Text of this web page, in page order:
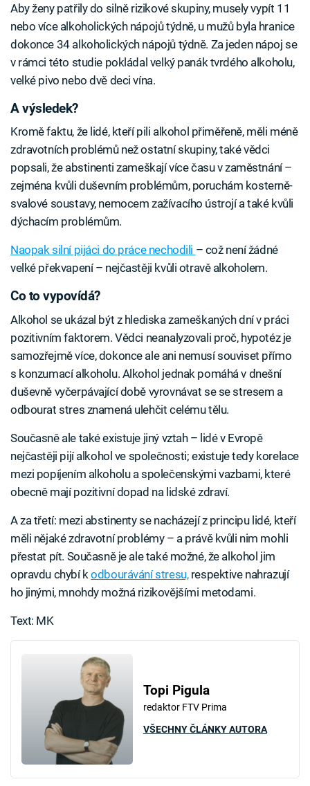
Aby ženy patřily do silně rizikové skupiny, musely vypít 11
nebo více alkoholických nápojů týdně, u mužů byla hranice
dokonce 34 alkoholických nápojů týdně. Za jeden nápoj se
v rámci této studie pokládal velký panák tvrdého alkoholu,
velké pivo nebo dvě deci vína.
A výsledek?
Kromě faktu, že lidé, kteří pili alkohol přiměřeně, měli méně
zdravotních problémů než ostatní skupiny, také vědci
popsali, že abstinenti zameškají více času v zaměstnání –
zejména kvůli duševním problémům, poruchám kosterně-
svalové soustavy, nemocem zažívacího ústrojí a také kvůli
dýchacím problémům.
Naopak silní pijáci do práce nechodili – což není žádné
velké překvapení – nejčastěji kvůli otravě alkoholem.
Co to vypovídá?
Alkohol se ukázal být z hlediska zameškaných dní v práci
pozitivním faktorem. Vědci neanalyzovali proč, hypotéz je
samozřejmě více, dokonce ale ani nemusí souviset přímo
s konzumací alkoholu. Alkohol jednak pomáhá v dnešní
duševně vyčerpávající době vyrovnávat se se stresem a
odbourat stres znamená ulehčit celému tělu.
Současně ale také existuje jiný vztah – lidé v Evropě
nejčastěji pijí alkohol ve společnosti; existuje tedy korelace
mezi popíjením alkoholu a společenskými vazbami, které
obecně mají pozitivní dopad na lidské zdraví.
A za třetí: mezi abstinenty se nacházejí z principu lidé, kteří
měli nějaké zdravotní problémy – a právě kvůli nim mohli
přestat pít. Současně je ale také možné, že alkohol jim
opravdu chybí kodbourávání stresu,respektive nahrazují
ho jinými, mnohdy možná rizikovějšími metodami.
Text: MK
Topi Pigula
redaktor FTV Prima
VŠECHNY ČLÁNKY AUTORA